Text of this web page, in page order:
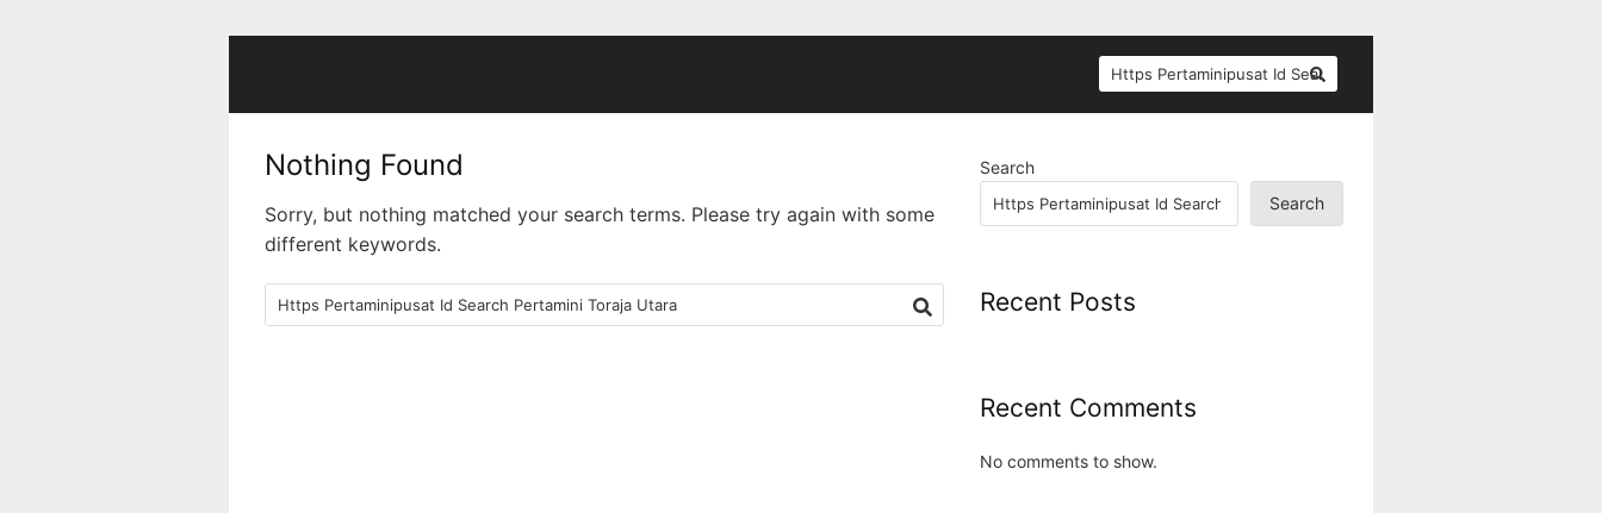
SEARCH
FOR:
Nothing Found
Sorry, but nothing matched your search terms. Please try again with some
different keywords.
Search
for:
Search
Search
Recent Posts
Recent Comments
No comments to show.